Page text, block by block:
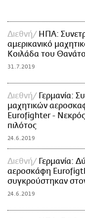
Διεθνή
ΗΠΑ:
αμερικανικό
Κοιλάδα του
31.7.2019
Διεθνή
Γερμανία:
μαχητικών
Eurofighter -
πιλότος
24.6.2019
Διεθνή
Γερμανία:
αεροσκάφη
συγκρούστηκαν
24.6.2019